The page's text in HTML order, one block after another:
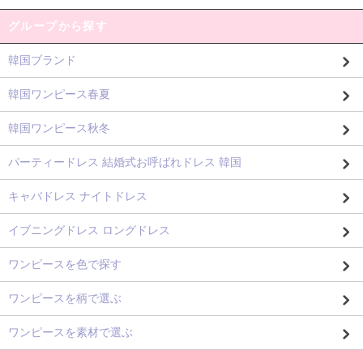
グループから探す
韓国ブランド
韓国ワンピース春夏
韓国ワンピース秋冬
パーティードレス 結婚式お呼ばれドレス 韓国
キャバドレス ナイトドレス
イブニングドレス ロングドレス
ワンピースを色で探す
ワンピースを柄で選ぶ
ワンピースを素材で選ぶ